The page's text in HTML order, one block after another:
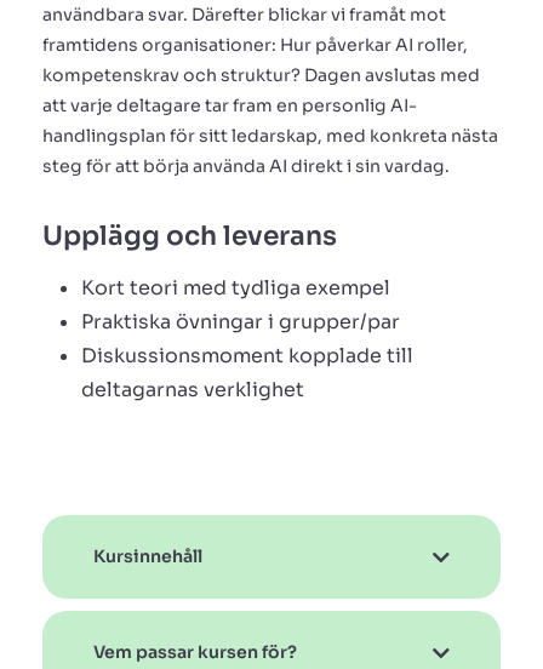
användbara svar. Därefter blickar vi framåt mot
framtidens organisationer: Hur påverkar AI roller,
kompetenskrav och struktur? Dagen avslutas med
att varje deltagare tar fram en personlig AI-
handlingsplan för sitt ledarskap, med konkreta nästa
steg för att börja använda AI direkt i sin vardag.
Upplägg och leverans
Kort teori med tydliga exempel
Praktiska övningar i grupper/par
Diskussionsmoment kopplade till
deltagarnas verklighet
Kursinnehåll
Vem passar kursen för?